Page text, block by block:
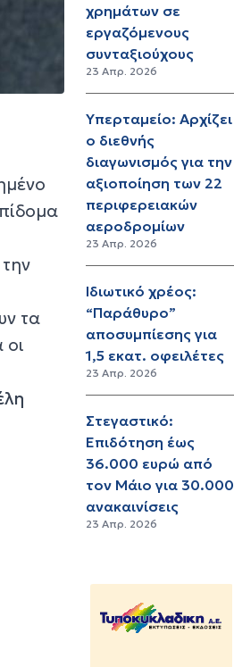
τα
χρημάτων σε
εργαζόμενους
συνταξιούχους
23 Απρ. 2026
Υπερταμείο: Αρχίζει
ο διεθνής
διαγωνισμός για την
αξιοποίηση των 22
περιφερειακών
αεροδρομίων
23 Απρ. 2026
Ιδιωτικό χρέος:
“Παράθυρο”
αποσυμπίεσης για
1,5 εκατ. οφειλέτες
23 Απρ. 2026
Στεγαστικό:
Επιδότηση έως
36.000 ευρώ από
τον Μάιο για 30.000
ανακαινίσεις
23 Απρ. 2026